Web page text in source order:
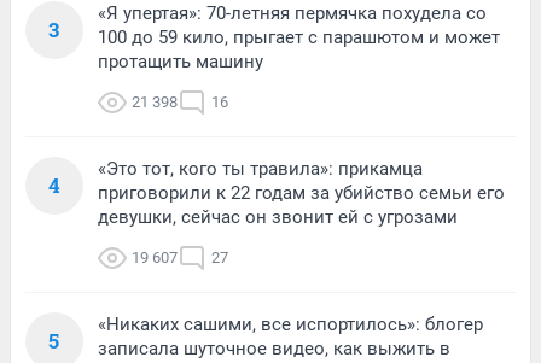
3
«Я упертая»: 70-летняя пермячка похудела со
100 до 59 кило, прыгает с парашютом и может
протащить машину
21 398 16
4
«Это тот, кого ты травила»: прикамца
приговорили к 22 годам за убийство семьи его
девушки, сейчас он звонит ей с угрозами
19 607 27
5
«Никаких сашими, все испортилось»: блогер
записала шуточное видео, как выжить в